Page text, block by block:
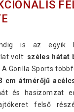
is az egyik
volt: széles hátat
. A Gorilla Sports
cm átmérőjű
és hasizomzat
felső